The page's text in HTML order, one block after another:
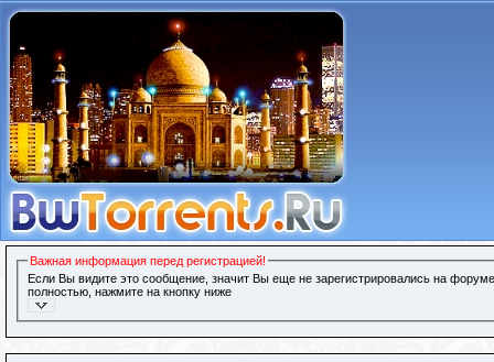
Важная информация перед регистрацией!
Если Вы видите это сообщение, значит Вы еще не зарегистрировались на
полностью, нажмите на кнопку ниже